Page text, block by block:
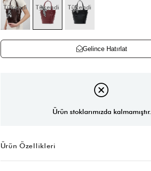
Tükendi Tükendi Tükendi
Gelince Hatırlat
Ürün stoklarımızda kalmamıştır.
Ürün Özellikleri